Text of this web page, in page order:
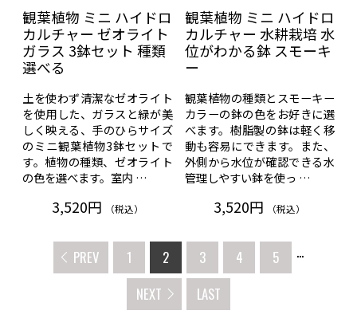
観葉植物 ミニ ハイドロ
カルチャー ゼオライト
ガラス 3鉢セット 種類
選べる
土を使わず清潔なゼオライト
を使用した、ガラスと緑が美
しく映える、手のひらサイズ
のミニ観葉植物3鉢セットで
す。植物の種類、ゼオライト
の色を選べます。室内 …
3,520円 （税込）
観葉植物 ミニ ハイドロ
カルチャー 水耕栽培 水
位がわかる鉢 スモーキ
ー
観葉植物の種類とスモーキー
カラーの鉢の色をお好きに選
べます。樹脂製の鉢は軽く移
動も容易にできます。また、
外側から水位が確認できる水
管理しやすい鉢を使っ …
3,520円 （税込）
PREV 1 2 3 4 5 ...
NEXT LAST